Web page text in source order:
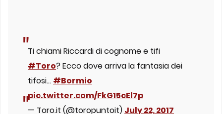
Ti chiami Riccardi di cognome e tifi
#Toro? Ecco dove arriva la fantasia dei
tifosi… #Bormio
pic.twitter.com/FkG15cEl7p
— Toro.it (@toropuntoit) July 22, 2017